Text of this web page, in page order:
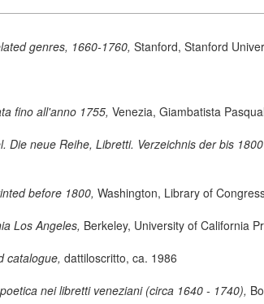
genres, 1660-1760, Stanford, Stanford
fino all'anno 1755, Venezia, Giambatista
neue Reihe, Libretti. Verzeichnis der bis
before 1800, Washington, Library of
Los Angeles, Berkeley, University of California
catalogue, dattiloscritto, ca. 1986
nei libretti veneziani (circa 1640 - 1740),